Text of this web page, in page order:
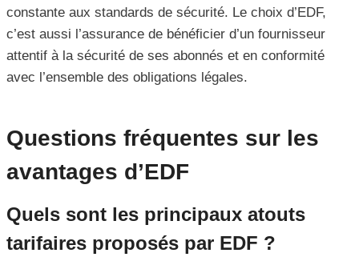
constante aux standards de sécurité. Le choix d’EDF,
c’est aussi l’assurance de bénéficier d’un fournisseur
attentif à la sécurité de ses abonnés et en conformité
avec l’ensemble des obligations légales.
Questions fréquentes sur les
avantages d’EDF
Quels sont les principaux atouts
tarifaires proposés par EDF ?